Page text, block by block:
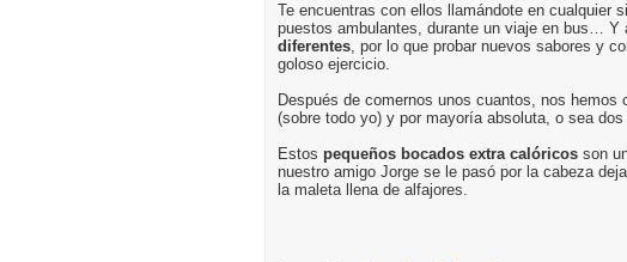
Te encuentras con ellos llamándote en cualquier
puestos ambulantes, durante un viaje en bus… Y
diferentes, por lo que probar nuevos sabores y
goloso ejercicio.
Después de comernos unos cuantos, nos
(sobre todo yo) y por mayoría absoluta, o sea
Estos pequeños bocados extra calóricos son
nuestro amigo Jorge se le pasó por la cabeza
la maleta llena de alfajores.